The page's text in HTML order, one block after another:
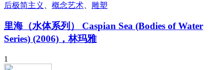
后极简主义 概念艺术 雕塑
里海（水体系列） Caspian Sea (Bodies of Water
Series) (2006)，林玛雅
1